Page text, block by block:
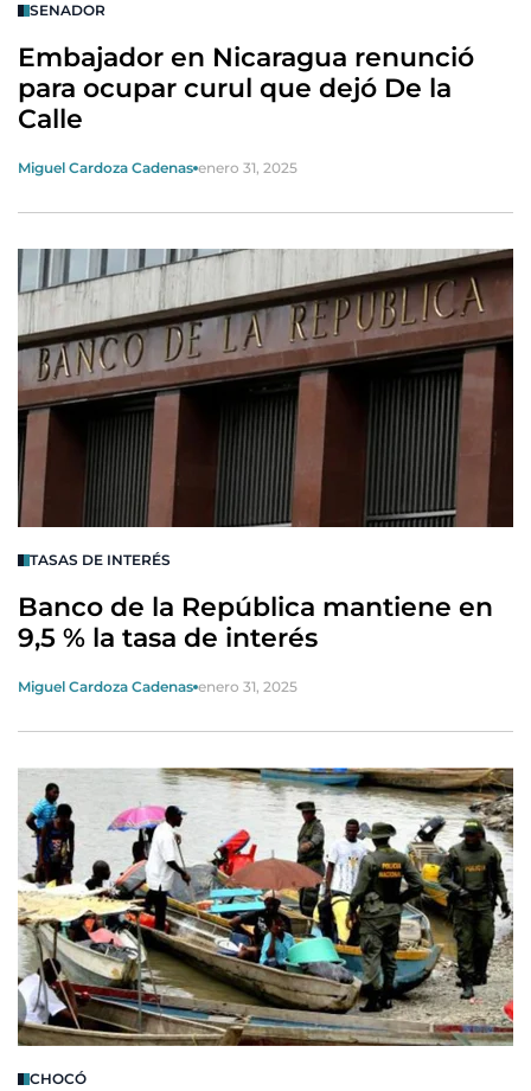
SENADOR
Embajador en Nicaragua renunció
para ocupar curul que dejó De la
Calle
Miguel Cardoza Cadenas enero 31, 2025
TASAS DE INTERÉS
Banco de la República mantiene en
9,5 % la tasa de interés
Miguel Cardoza Cadenas enero 31, 2025
CHOCÓ